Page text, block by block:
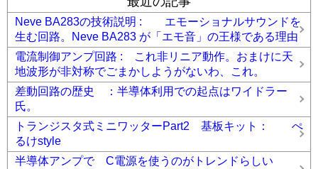
Neve BA283の技術説明 : エモーショナルサウンドを
生む回路。Neve BA283 が「エモ音」の王様である理由
電流制御アンプ回路 : これ非リニア動作。おまけに天
地波形が非対称でごまかしようがないわ、これ。
差動回路の歴史 ：半導体利用での起点はワイドラー
氏。
トランジスタ式ミニワッターPart2 基板キット： ぺ
るけstyle
半導体アンプで C電源を使うのがトレンドらしい